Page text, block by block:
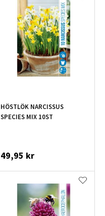
HÖSTLÖK NARCISSUS
SPECIES MIX 10ST
49,95 kr